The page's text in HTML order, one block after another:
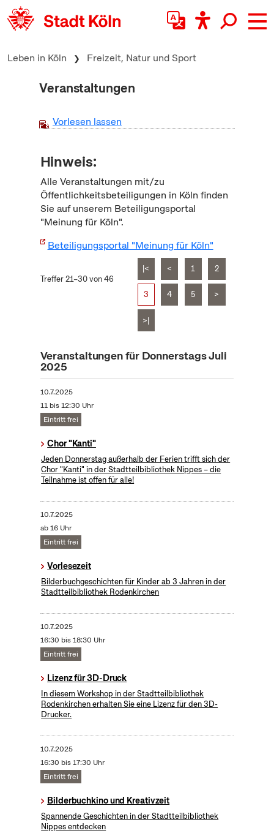
zum Inhalt springen
Leben in Köln Freizeit, Natur und Sport
Veranstaltungen
Vorlesen lassen
Hinweis:
Alle Veranstaltungen mit/zu
Öffentlichkeitsbeteiligungen in Köln finden
Sie auf unserem Beteiligungsportal
"Meinung für Köln".
Beteiligungsportal "Meinung für Köln"
Treffer 21–30 von 46
|< < 1 2
3 4 5 >
>|
Veranstaltungen für Donnerstags Juli
2025
10.7.2025
11 bis 12:30 Uhr
Eintritt frei
Chor "Kanti"
Jeden Donnerstag außerhalb der Ferien trifft sich der
Chor "Kanti" in der Stadtteilbibliothek Nippes – die
Teilnahme ist offen für alle!
10.7.2025
ab 16 Uhr
Eintritt frei
Vorlesezeit
Bilderbuchgeschichten für Kinder ab 3 Jahren in der
Stadtteilbibliothek Rodenkirchen
10.7.2025
16:30 bis 18:30 Uhr
Eintritt frei
Lizenz für 3D-Druck
In diesem Workshop in der Stadtteilbibliothek
Rodenkirchen erhalten Sie eine Lizenz für den 3D-
Drucker.
10.7.2025
16:30 bis 17:30 Uhr
Eintritt frei
Bilderbuchkino und Kreativzeit
Spannende Geschichten in der Stadtteilbibliothek
Nippes entdecken